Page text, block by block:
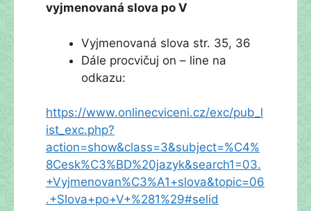
vyjmenovaná slova po V
Vyjmenovaná slova str. 35, 36
Dále procvičuj on – line na
odkazu:
https://www.onlinecviceni.cz/exc/pub_l
ist_exc.php?
action=show&class=3&subject=%C4%
8Cesk%C3%BD%20jazyk&search1=03.
+Vyjmenovan%C3%A1+slova&topic=06
.+Slova+po+V+%281%29#selid